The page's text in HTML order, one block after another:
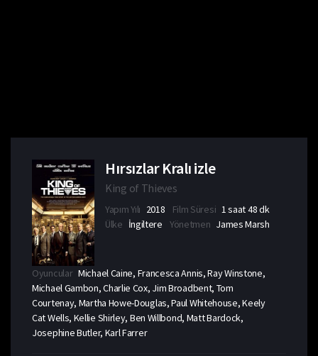
Hırsızlar Kralı izle
King of Thieves
Yapım Yılı 2018 Film Süresi 1 saat 48 dk
Ülke İngiltere Yönetmen James Marsh
Oyuncular Michael Caine, Francesca Annis, Ray Winstone,
Michael Gambon, Charlie Cox, Jim Broadbent, Tom
Courtenay, Martha Howe-Douglas, Paul Whitehouse, Keely
Cat Wells, Kellie Shirley, Ben Willbond, Matt Bardock,
Josephine Butler, Karl Farrer